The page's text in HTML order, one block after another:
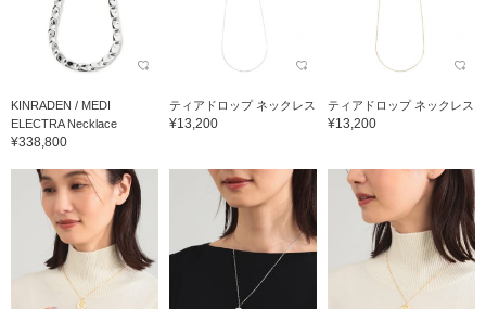
KINRADEN / MEDI
ELECTRA Necklace
¥338,800
ティアドロップ ネックレス
¥13,200
ティアドロップ ネックレス
¥13,200